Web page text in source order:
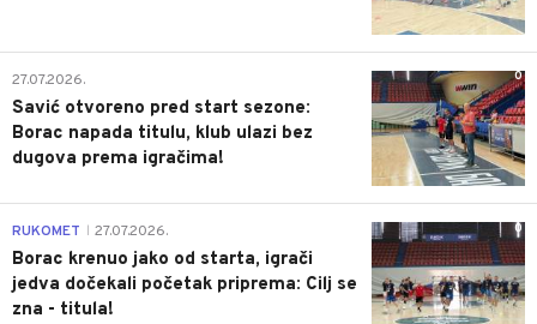
0
27.07.2026.
Savić otvoreno pred start sezone:
Borac napada titulu, klub ulazi bez
dugova prema igračima!
0
RUKOMET 27.07.2026.
Borac krenuo jako od starta, igrači
jedva dočekali početak priprema: Cilj se
zna - titula!